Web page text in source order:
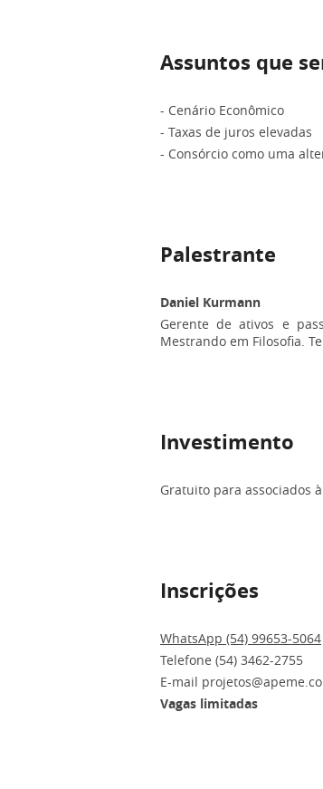
Assuntos que
- Cenário Econômico
- Taxas de juros elevadas
- Consórcio como uma
Palestrante
Daniel Kurmann
Gerente de ativos e
Mestrando em Filosofia.
Investimento
Gratuito para associados
Inscrições
WhatsApp (54) 99653-5064
Telefone (54) 3462-2755
E-mail
Vagas limitadas